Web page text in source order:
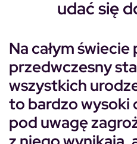
udać się
Na całym świecie
przedwczesny
wszystkich
to bardzo wysoki
pod uwagę